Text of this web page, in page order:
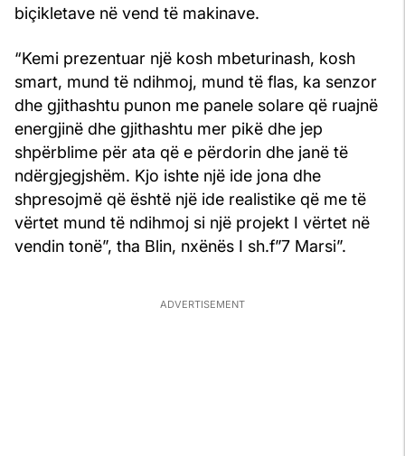
biçikletave në vend të makinave.
“Kemi prezentuar një kosh mbeturinash, kosh
smart, mund të ndihmoj, mund të flas, ka senzor
dhe gjithashtu punon me panele solare që ruajnë
energjinë dhe gjithashtu mer pikë dhe jep
shpërblime për ata që e përdorin dhe janë të
ndërgjegjshëm. Kjo ishte një ide jona dhe
shpresojmë që është një ide realistike që me të
vërtet mund të ndihmoj si një projekt I vërtet në
vendin tonë”, tha Blin, nxënës I sh.f”7 Marsi”.